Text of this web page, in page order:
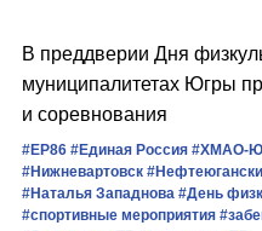
В преддверии Дня
муниципалитетах Югры
и соревнования
#ЕР86 #Единая Россия #ХМАО-
#Нижневартовск
#Наталья Западнова #День
#спортивные мероприятия